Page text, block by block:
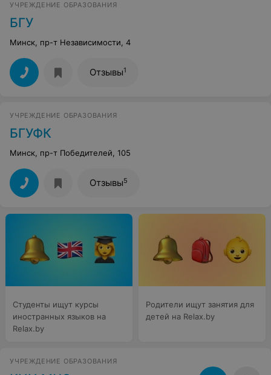
УЧРЕЖДЕНИЕ ОБРАЗОВАНИЯ
БГУ
Минск, пр-т Независимости, 4
Отзывы1
УЧРЕЖДЕНИЕ ОБРАЗОВАНИЯ
БГУФК
Минск, пр-т Победителей, 105
Отзывы5
Студенты ищут курсы
иностранных языков на
Relax.by
Родители ищут занятия для
детей на Relax.by
УЧРЕЖДЕНИЕ ОБРАЗОВАНИЯ